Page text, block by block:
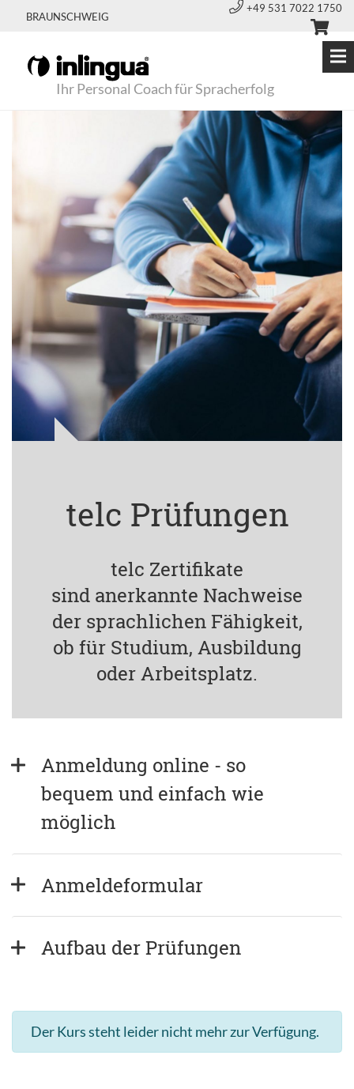
BRAUNSCHWEIG
+49 531 7022 1750
Ihr Personal Coach für Spracherfolg
telc Prüfungen
telc Zertifikate
sind anerkannte Nachweise
der sprachlichen Fähigkeit,
ob für Studium, Ausbildung
oder Arbeitsplatz.
Anmeldung online - so
bequem und einfach wie
möglich
Anmeldeformular
Aufbau der Prüfungen
Der Kurs steht leider nicht mehr zur Verfügung.